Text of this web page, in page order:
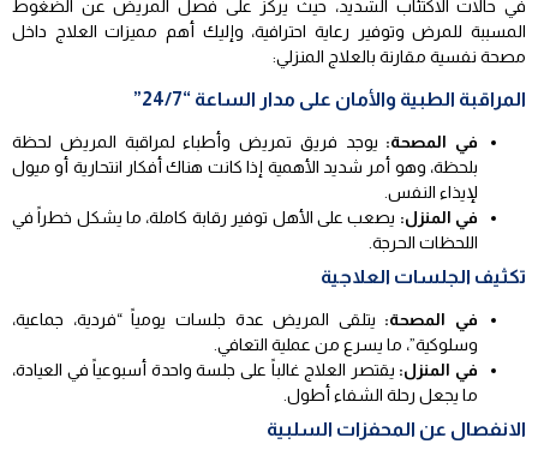
في حالات الاكتئاب الشديد، حيث يركز على فصل المريض عن الضغوط
المسببة للمرض وتوفير رعاية احترافية، وإليك أهم مميزات العلاج داخل
مصحة نفسية مقارنة بالعلاج المنزلي:
المراقبة الطبية والأمان على مدار الساعة “24/7”
في المصحة: يوجد فريق تمريض وأطباء لمراقبة المريض لحظة
بلحظة، وهو أمر شديد الأهمية إذا كانت هناك أفكار انتحارية أو ميول
لإيذاء النفس.
في المنزل: يصعب على الأهل توفير رقابة كاملة، ما يشكل خطراً في
اللحظات الحرجة.
تكثيف الجلسات العلاجية
في المصحة: يتلقى المريض عدة جلسات يومياً “فردية، جماعية،
وسلوكية”، ما يسرع من عملية التعافي.
في المنزل: يقتصر العلاج غالباً على جلسة واحدة أسبوعياً في العيادة،
ما يجعل رحلة الشفاء أطول.
الانفصال عن المحفزات السلبية